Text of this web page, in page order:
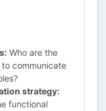
Who are the
communicate
strategy:
functional